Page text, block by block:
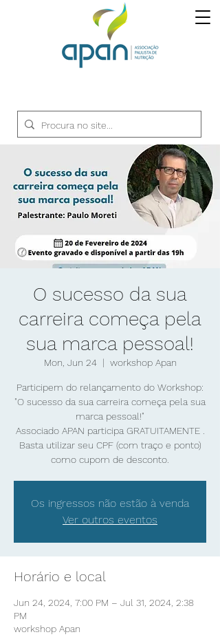
O sucesso da sua
carreira começa pela
sua marca pessoal!
Mon, Jun 24
  |
workshop Apan
Participem do relançamento do Workshop:
"O sucesso da sua carreira começa pela sua
marca pessoal!"
Associado APAN participa GRATUITAMENTE .
Basta utilizar seu CPF (com traço e ponto)
Os ingressos não estão à venda
Ver outros eventos
Horário e local
Jun 24, 2024, 7:00 PM – Jul 31, 2024, 2:38
PM
workshop Apan